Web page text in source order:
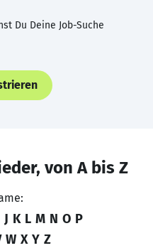
Du Deine Job-Suche
von A bis Z
J K L M N O P
W X Y Z